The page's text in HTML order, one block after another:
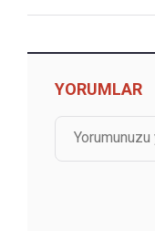
YORUMLAR